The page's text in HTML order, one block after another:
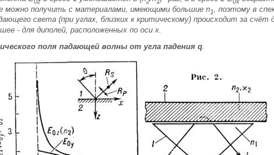
можно получить с материалами, имеющими большие n1
, поэтому в
света (при углах, близких к критическому) происходит за
- для диполей, расположенных по осих.
поля падающей волны от угла падения q.